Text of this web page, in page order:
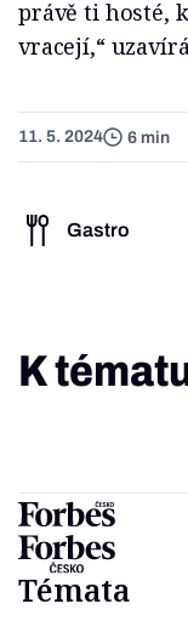
právě ti hosté,
vracejí,“
11. 5. 2024 6 min
Gastro
K
Témata